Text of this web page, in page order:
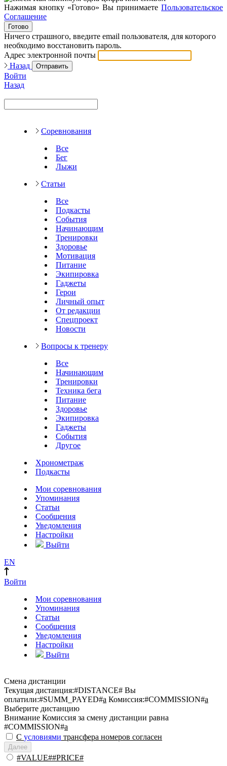
Нажимая кнопку «Готово» Вы принимаете Пользовательское
Соглашение
Готово
Ничего страшного, введите email пользователя, для которого
необходимо восстановить пароль.
Адрес электронной почты
Назад
Отправить
Войти
Назад
Соревнования
Все
Бег
Лыжи
Статьи
Все
Подкасты
События
Начинающим
Тренировки
Здоровье
Мотивация
Питание
Экипировка
Гаджеты
Герои
Личный опыт
От редакции
Спецпроект
Новости
Вопросы к тренеру
Все
Начинающим
Тренировки
Техника бега
Питание
Здоровье
Экипировка
Гаджеты
События
Другое
Хронометраж
Подкасты
Мои соревнования
Упоминания
Статьи
Сообщения
Уведомления
Настройки
Выйти
EN
Войти
Мои соревнования
Упоминания
Статьи
Сообщения
Уведомления
Настройки
Выйти
Смена дистанции
Текущая дистанция:#DISTANCE# Вы
оплатили:#SUMM_PAYED#a Комиссия:#COMMISSION#a
Выберите дистанцию
Внимание Комиссия за смену дистанции равна
#COMMISSION#a
С условиями трансфера номеров согласен
Далее
#VALUE##PRICE#